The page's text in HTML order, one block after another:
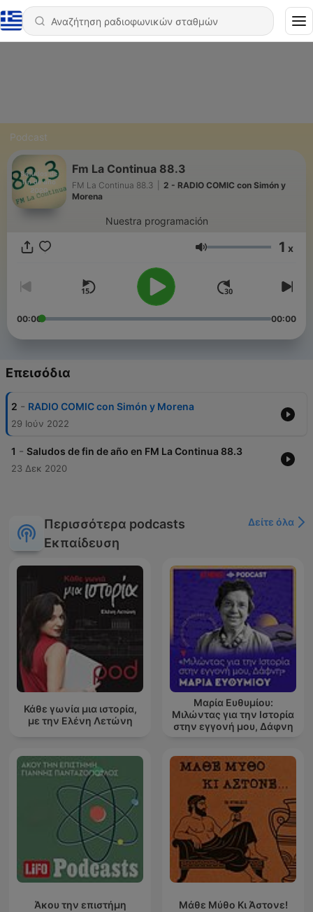
Podcast
Fm La Continua 88.3
FM La Continua 88.3
2 - RADIO COMIC con Simón y
Morena
Nuestra programación
Ένταση 1 x
00:00 00:00
Επεισόδια
2 - RADIO COMIC con Simón y Morena
29 Ιούν 2022
1 - Saludos de fin de año en FM La Continua 88.3
23 Δεκ 2020
Περισσότερα podcasts
Εκπαίδευση
Δείτε όλα
Κάθε γωνία μια ιστορία,
με την Ελένη Λετώνη
Μαρία Ευθυμίου:
Μιλώντας για την Ιστορία
στην εγγονή μου, Δάφνη
Άκου την επιστήμη Μάθε Μύθο Κι Άστονε!